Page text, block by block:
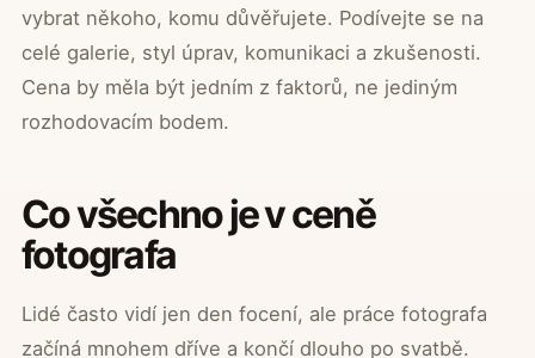
vybrat někoho, komu důvěřujete. Podívejte se na
celé galerie, styl úprav, komunikaci a zkušenosti.
Cena by měla být jedním z faktorů, ne jediným
rozhodovacím bodem.
Co všechno je v ceně
fotografa
Lidé často vidí jen den focení, ale práce fotografa
začíná mnohem dříve a končí dlouho po svatbě.